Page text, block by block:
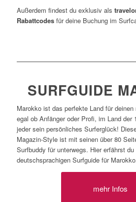
Außerdem findest du exklusiv als
Rabattcodesfür deine Buchung im
SURFGUIDE
Marokko ist das perfekte Land für
egal ob Anfänger oder Profi, im Land der
jeder sein persönliches Surferglück!
Magazin-Style ist mit seinen über 80
Surfbuddy für unterwegs. Hier erfährst
deutschsprachigen Surfguide für
mehr Infos